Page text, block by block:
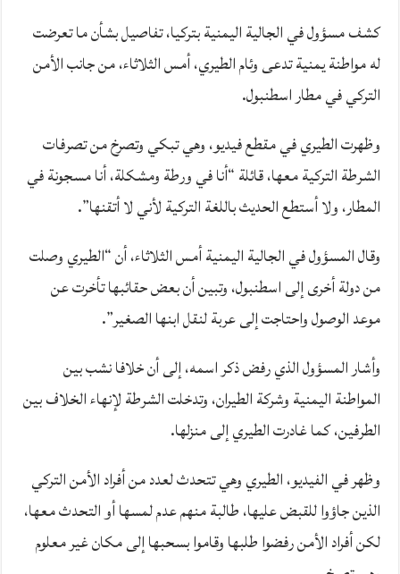
كشف مسؤول في الجالية اليمنية بتركيا، تفاصيل بشأن ما تعرضت
له مواطنة يمنية تدعى وئام الطيري، أمس الثلاثاء، من جانب الأمن
التركي في مطار اسطنبول.
وظهرت الطيري في مقطع فيديو، وهي تبكي وتصرخ من تصرفات
الشرطة التركية معها، قائلة “أنا في ورطة ومشكلة، أنا مسجونة في
المطار، ولا أستطع الحديث باللغة التركية لأني لا أتقنها”.
وقال المسؤول في الجالية اليمنية أمس الثلاثاء، أن “الطيري وصلت
من دولة أخرى إلى اسطنبول، وتبين أن بعض حقائبها تأخرت عن
موعد الوصول واحتاجت إلى عربة لنقل ابنها الصغير”.
وأشار المسؤول الذي رفض ذكر اسمه، إلى أن خلافا نشب بين
المواطنة اليمنية وشركة الطيران، وتدخلت الشرطة لإنهاء الخلاف بين
الطرفين، كما غادرت الطيري إلى منزلها.
وظهر في الفيديو، الطيري وهي تتحدث لعدد من أفراد الأمن التركي
الذين جاؤوا للقبض عليها، طالبة منهم عدم لمسها أو التحدث معها،
لكن أفراد الأمن رفضوا طلبها وقاموا بسحبها إلى مكان غير معلوم